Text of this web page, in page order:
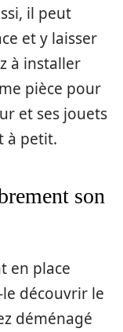
il peut
et y laisser
à installer
pièce pour
et ses jouets
à petit.
son
en place
le découvrir le
déménagé